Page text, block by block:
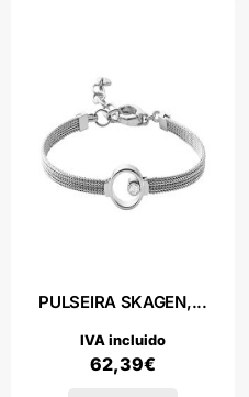
PULSEIRA SKAGEN,...
62,39€
IVA incluido